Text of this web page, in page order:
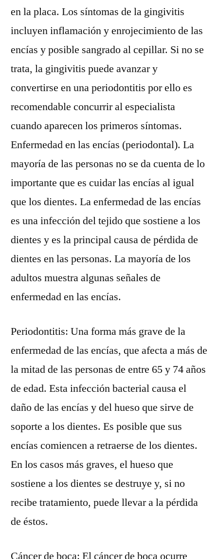
en la placa. Los síntomas de la gingivitis
incluyen inflamación y enrojecimiento de las
encías y posible sangrado al cepillar. Si no se
trata, la gingivitis puede avanzar y
convertirse en una periodontitis por ello es
recomendable concurrir al especialista
cuando aparecen los primeros síntomas.
Enfermedad en las encías (periodontal). La
mayoría de las personas no se da cuenta de lo
importante que es cuidar las encías al igual
que los dientes. La enfermedad de las encías
es una infección del tejido que sostiene a los
dientes y es la principal causa de pérdida de
dientes en las personas. La mayoría de los
adultos muestra algunas señales de
enfermedad en las encías.
Periodontitis: Una forma más grave de la
enfermedad de las encías, que afecta a más de
la mitad de las personas de entre 65 y 74 años
de edad. Esta infección bacterial causa el
daño de las encías y del hueso que sirve de
soporte a los dientes. Es posible que sus
encías comiencen a retraerse de los dientes.
En los casos más graves, el hueso que
sostiene a los dientes se destruye y, si no
recibe tratamiento, puede llevar a la pérdida
de éstos.
Cáncer de boca: El cáncer de boca ocurre